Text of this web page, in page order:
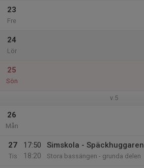
23
Fre
24
Lör
25
Sön
v.5
26
Mån
27
Tis
17:50
18:20
Simskola - Späckhuggaren
Stora bassängen - grunda delen